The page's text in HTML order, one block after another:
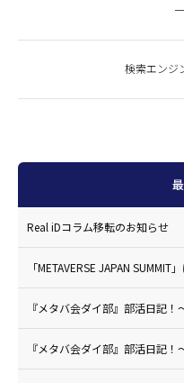
検索エンジ
Real iDコラム移転のお知らせ
「METAVERSE JAPAN SUMMIT
『メタバ会ダイ部』部活日記！
『メタバ会ダイ部』部活日記